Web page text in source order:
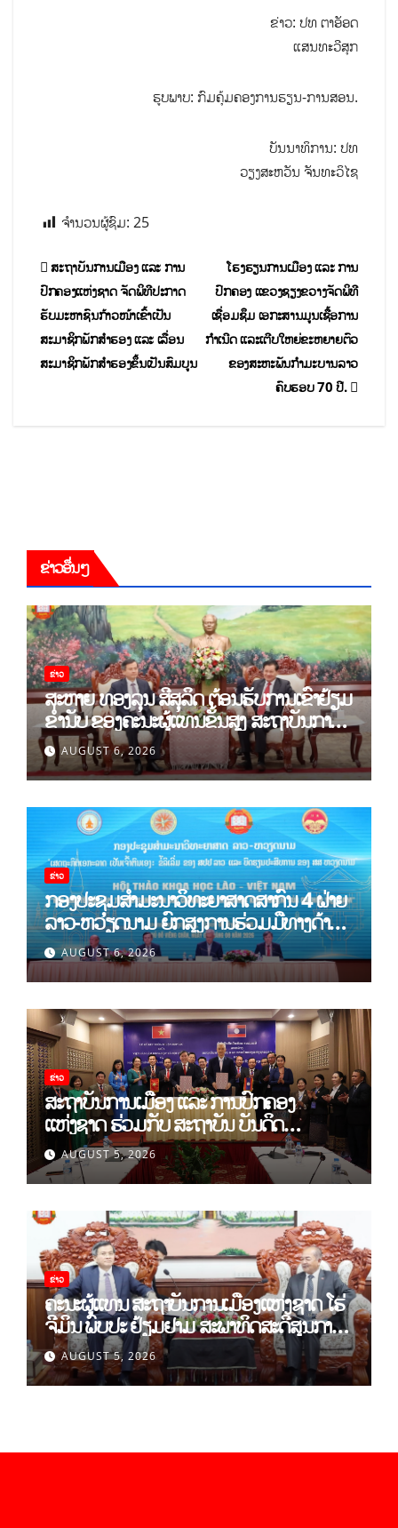
ຂ່າວ: ປທ ຕາອັອດ
ແສນທະວີສຸກ
ຮູບພາບ: ກົມຄຸ້ມຄອງການຮຽນ-ການສອນ.
ບັນນາທິການ: ປທ
ວຽງສະຫວັນ ຈັນທະວິໄຊ
ຈຳນວນຜູ້ຊົມ: 25
ໂຮງຮຽນການເມືອງ ແລະ ການ
ປົກຄອງ ແຂວງຊຽງຂວາງຈັດພິທີ
ເຊື່ອມຊຶມ ເອກະສານມູນເຊື້ອການ
ກໍາເນີດ ແລະເຕີບໃຫຍ່ຂະຫຍາຍຕົວ
ຂອງສະຫະພັນກໍາມະບານລາວ
ຄົບຮອບ 70 ປີ.
ສະຖາບັນການເມືອງ ແລະ ການ
ປົກຄອງແຫ່ງຊາດ ຈັດພິທີປະກາດ
ຮັບມະຫາຊົນກ້າວໜ້າເຂົ້າເປັນ
ສະມາຊິກພັກສຳຮອງ ແລະ ເລື່ອນ
ສະມາຊິກພັກສຳຮອງຂຶ້ນເປັນສົມບູນ
ຂ່າວອື່ນໆ
ຂ່າວ
ສະຫາຍ ທອງລຸນ ສີສຸລິດ ຕ້ອນຮັບການເຂົ້າຢ້ຽມ
ຂຳ່ນັບ ຂອງຄະນະຜູ້ແທນຂັ້ນສູງ ສະຖາບັນການ
ເມືອງແຫ່ງຊາດ ໂຮ່ຈີມິນ ແລະ ສະຖາບັນບັນດິດ
ວິທະຍາສາດສັງຄົມຫວຽດນາມ
AUGUST 6, 2026
ຂ່າວ
ກອງປະຊຸມສໍາມະນາວິທະຍາສາດສາກົນ 4 ຝ່າຍ
ລາວ-ຫວຽດນາມ ຍົກສູງການຮ່ວມມືທາງດ້ານ
ທິດສະດີ ແລະ ພຶດຕິກໍາ ລາວ-ຫວຽດນາມ ແນໃສ່
ສ້າງເສດຖະກິດເອກະລາດເປັນເຈົ້າຕົນເອງຢ່າງ
ເຂັ້ມແຂງ
AUGUST 6, 2026
ຂ່າວ
ສະຖາບັນການເມືອງ ແລະ ການປົກຄອງ
ແຫ່ງຊາດ ຮ່ວມກັບ ສະຖາບັນ ບັນດິດ
ວິທະຍາສາດສັງຄົມ ຫວຽດນາມ ເຊັນບົດບັນທຶກ
ການຮ່ວມມືທາງດ້ານວິທະຍາສາດ (2026-
2030)
AUGUST 5, 2026
ຂ່າວ
ຄະນະຜູ້ແທນ ສະຖາບັນການເມືອງແຫ່ງຊາດ ໂຮ່
ຈີມິນ ພົບປະ ຢ້ຽມຢາມ ສະພາທິດສະດີສູນກາງ
ພັກAUGUST 5, 2026